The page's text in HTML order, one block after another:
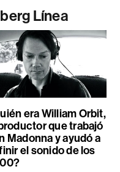
Línea
era William Orbit,
que trabajó
Madonna y ayudó a
el sonido de los